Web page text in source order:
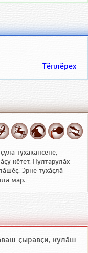
Тӗплӗрех
тухакансене,
кӗтет. Пултарулӑх
Эрне тухӑҫлӑ
мар.
ҫыравҫи, кулӑш